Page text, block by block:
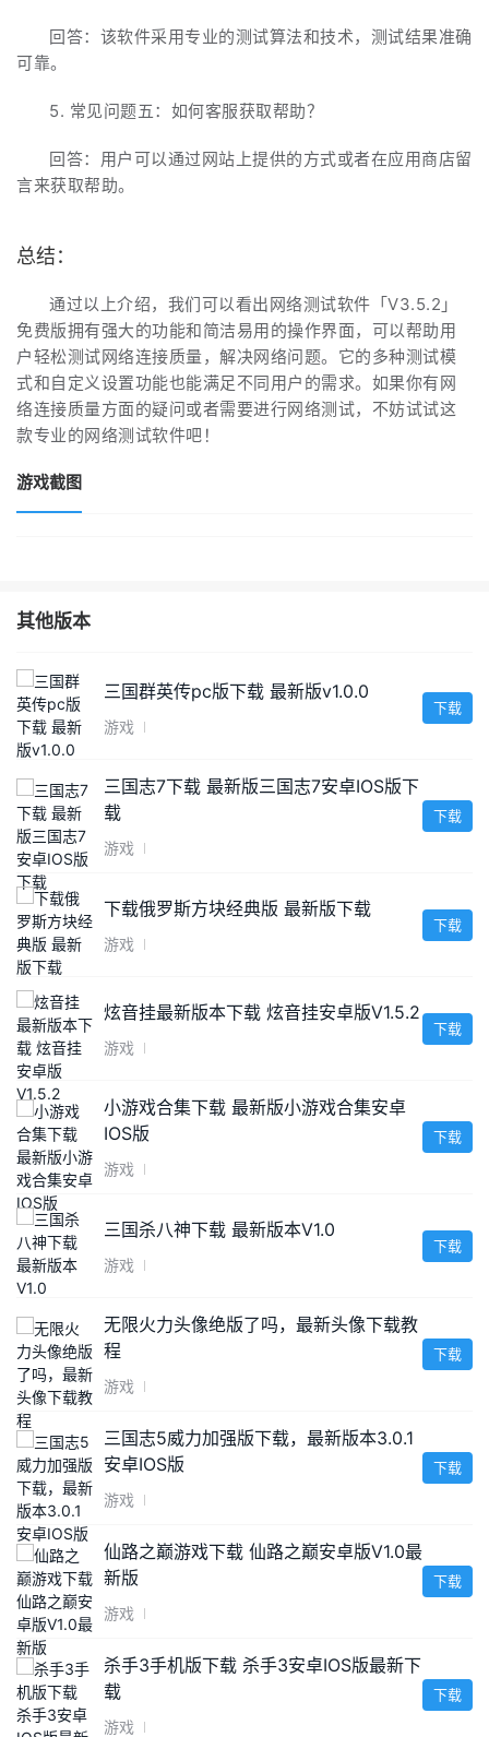
回答：该软件采用专业的测试算法和技术，测试结果准确
可靠。
5. 常见问题五：如何客服获取帮助？
回答：用户可以通过网站上提供的方式或者在应用商店留
言来获取帮助。
总结：
通过以上介绍，我们可以看出网络测试软件「V3.5.2」
免费版拥有强大的功能和简洁易用的操作界面，可以帮助用
户轻松测试网络连接质量，解决网络问题。它的多种测试模
式和自定义设置功能也能满足不同用户的需求。如果你有网
络连接质量方面的疑问或者需要进行网络测试，不妨试试这
款专业的网络测试软件吧！
游戏截图
其他版本
三国群英传pc版下载 最新版v1.0.0
游戏
下载
三国志7下载 最新版三国志7安卓IOS版下
载
游戏
下载
下载俄罗斯方块经典版 最新版下载
游戏
下载
炫音挂最新版本下载 炫音挂安卓版V1.5.2
游戏
下载
小游戏合集下载 最新版小游戏合集安卓
IOS版
游戏
下载
三国杀八神下载 最新版本V1.0
游戏
下载
无限火力头像绝版了吗，最新头像下载教
程
游戏
下载
三国志5威力加强版下载，最新版本3.0.1
安卓IOS版
游戏
下载
仙路之巅游戏下载 仙路之巅安卓版V1.0最
新版
游戏
下载
杀手3手机版下载 杀手3安卓IOS版最新下
载
游戏
下载